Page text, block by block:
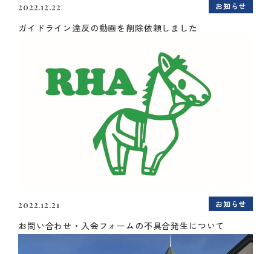
2022.12.22 お知らせ
ガイドライン違反の動画を削除依頼しました
2022.12.21 お知らせ
お問い合わせ・入会フォームの不具合発生について